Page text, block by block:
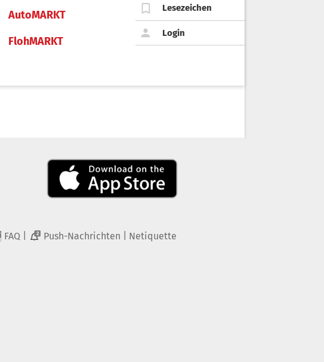
AutoMARKT
FlohMARKT
Lesezeichen
Login
FAQ 2 Push-Nachrichten Netiquette